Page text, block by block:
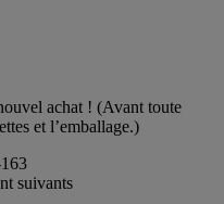
achat ! (Avant toute
et l’emballage.)
suivants